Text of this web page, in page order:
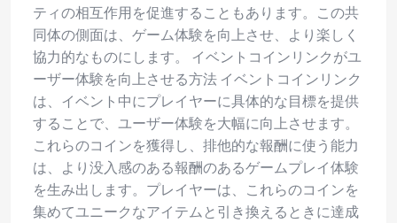
ティの相互作用を促進することもあります。この共
同体の側面は、ゲーム体験を向上させ、より楽しく
協力的なものにします。 イベントコインリンクがユ
ーザー体験を向上させる方法 イベントコインリンク
は、イベント中にプレイヤーに具体的な目標を提供
することで、ユーザー体験を大幅に向上させます。
これらのコインを獲得し、排他的な報酬に使う能力
は、より没入感のある報酬のあるゲームプレイ体験
を生み出します。プレイヤーは、これらのコインを
集めてユニークなアイテムと引き換えるときに達成